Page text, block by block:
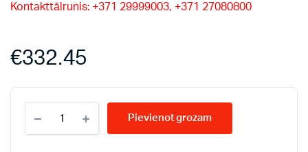
Kontakttālrunis: +371 29999003, +371 27080800
€332.45
LINE
33-
Pievienot grozam